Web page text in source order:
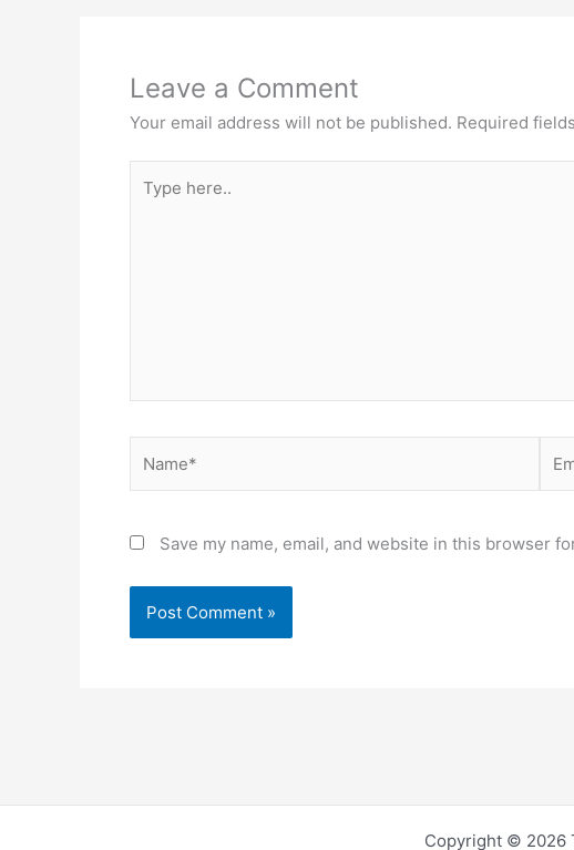
Leave a Comment
Your email address will not be published. Required
here..
Save my name, email, and website in this browser
Copyright © 2026